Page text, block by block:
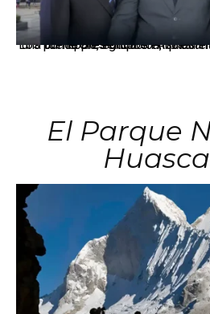
Los principales grupos empresariales del país mantienen una fuerte presencia en Áncash
El Parque